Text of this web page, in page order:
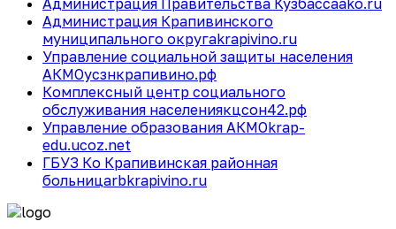
Администрация Крапивинского
муниципального округаkrapivino.ru
Управление социальной защиты населения
АКМОусзнкрапивино.рф
Комплексный центр социального
обслуживания населениякцсон42.рф
Управление образования АКМОkrap-
edu.ucoz.net
ГБУЗ Ко Крапивинская районная
больницаrbkrapivino.ru